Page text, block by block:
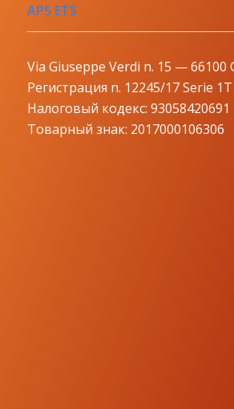
APS ETS
Via Giuseppe Verdi n. 15 — 66100
Регистрация n. 12245/17 Serie 1T
Налоговый кодекс: 93058420691
Товарный знак: 2017000106306